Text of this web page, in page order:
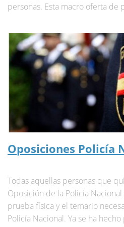
personas. Esta macro oferta de
Oposiciones Policía
Todas aquellas personas que
Oposición de la Policía
prueba física y el temario
Policía Nacional. Ya se ha